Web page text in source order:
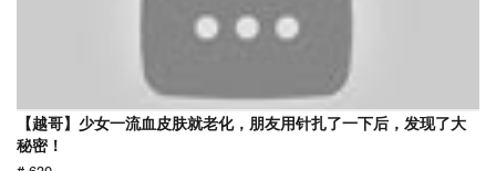
【越哥】少女一流血皮肤就老化，朋友用针扎了一下后，发现了大
秘密！